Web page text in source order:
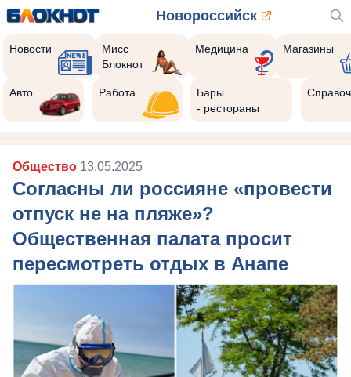
Новороссийск
Новости
Мисс
Блокнот
Медицина Магазины
Авто Работа
Бары
- рестораны
Общество 13.05.2025
Согласны ли россияне «провести
отпуск не на пляже»?
Общественная палата просит
пересмотреть отдых в Анапе